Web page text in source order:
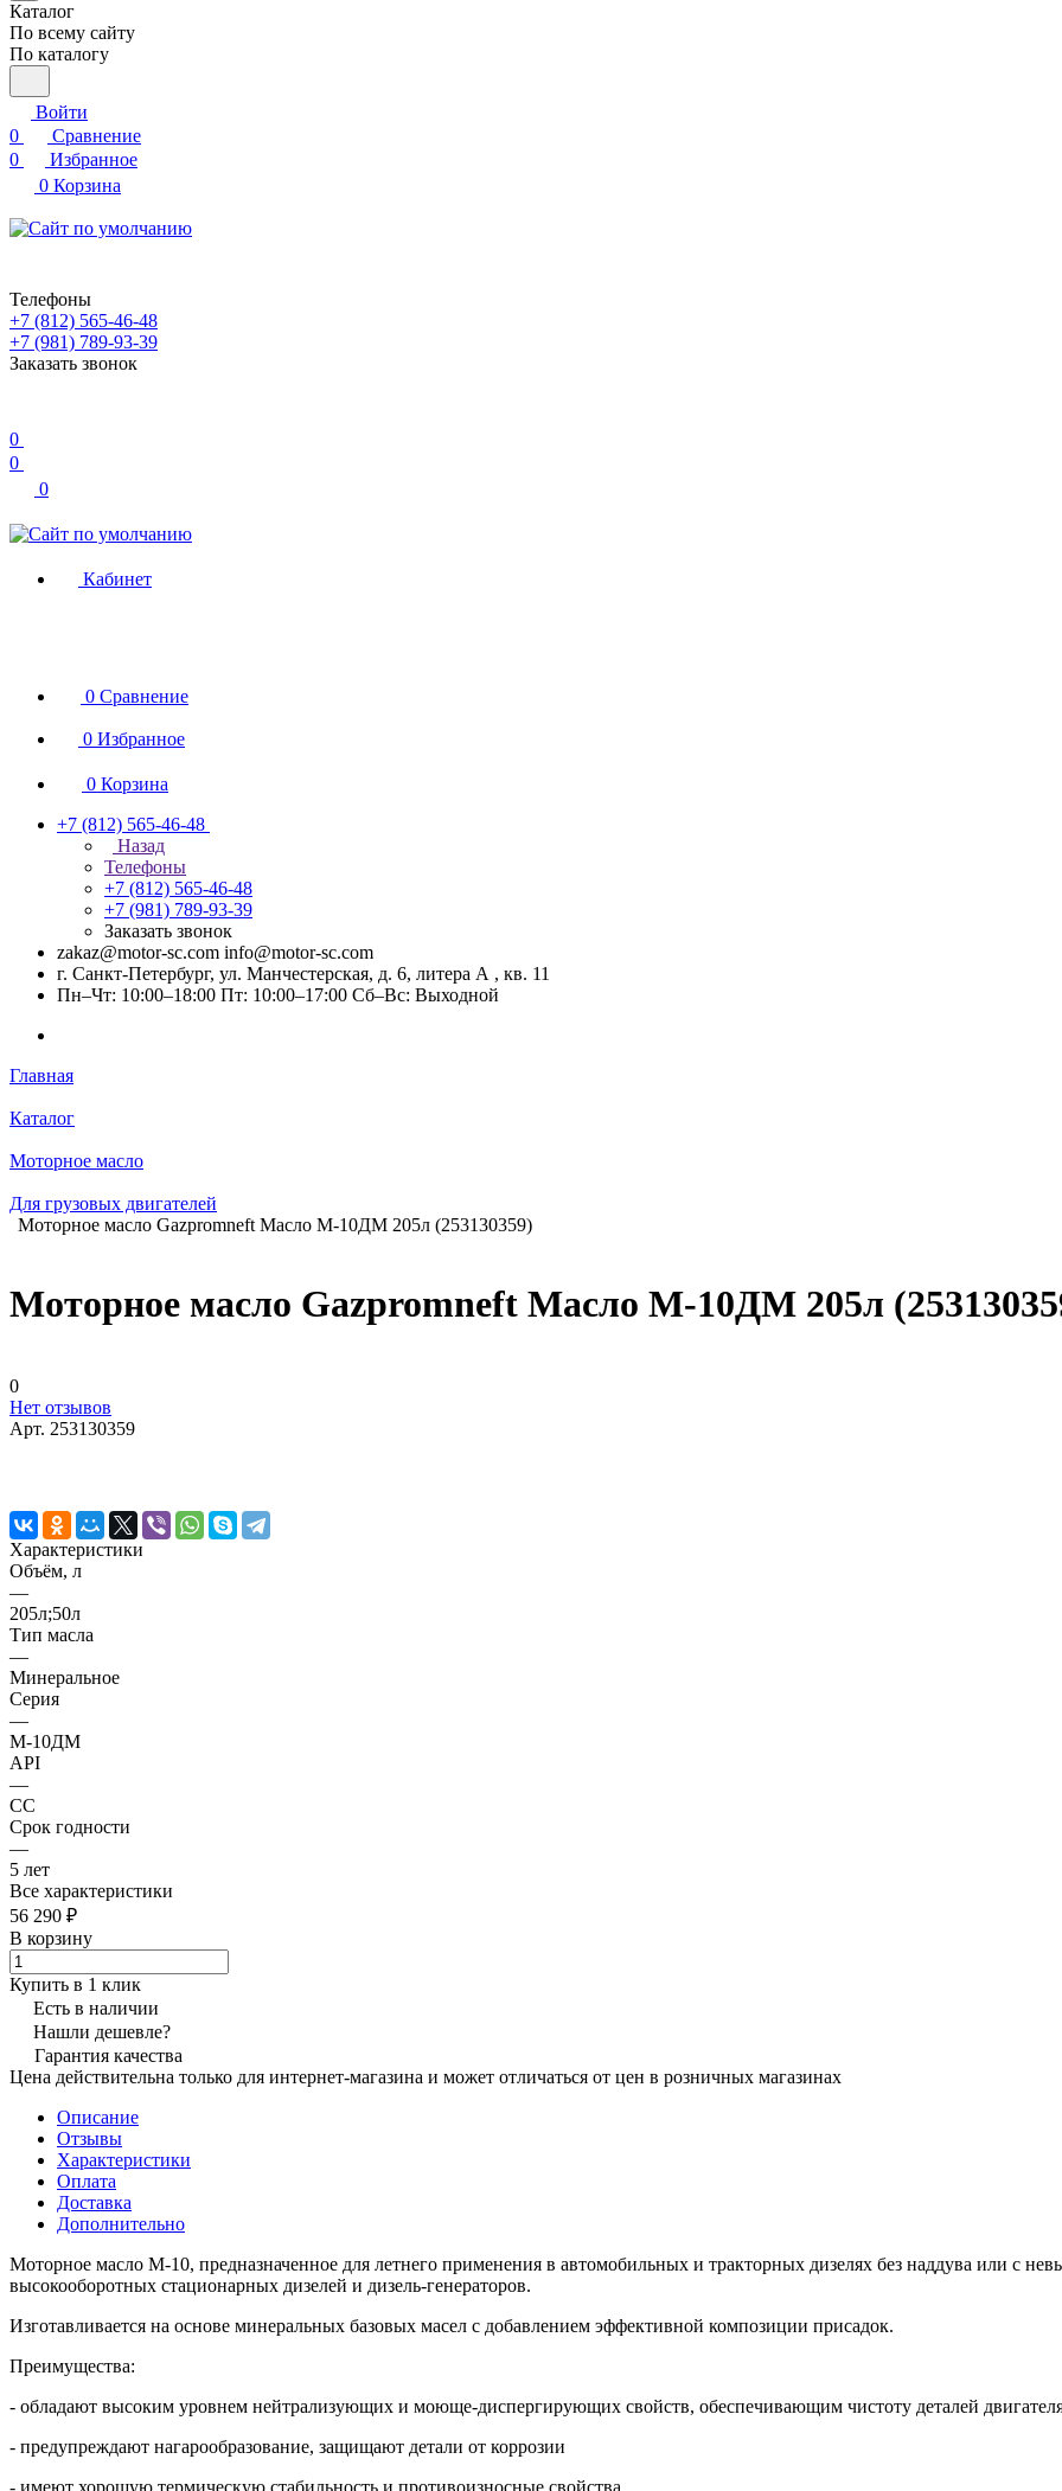
Каталог
По всему сайту
По каталогу
Войти
0
Сравнение
0
Избранное
0 Корзина
Телефоны
+7 (812) 565-46-48
+7 (981) 789-93-39
Заказать звонок
0
0
0
Кабинет
0 Сравнение
0 Избранное
0 Корзина
+7 (812) 565-46-48
Назад
Телефоны
+7 (812) 565-46-48
+7 (981) 789-93-39
Заказать звонок
zakaz@motor-sc.com info@motor-sc.com
г. Санкт-Петербург, ул. Манчестерская, д. 6, литера А , кв. 11
Пн–Чт: 10:00–18:00 Пт: 10:00–17:00 Сб–Вс: Выходной
Главная
Каталог
Моторное масло
Для грузовых двигателей
Моторное масло Gazpromneft Масло М-10ДМ 205л (253130359)
Моторное масло Gazpromneft Масло М-10ДМ 205л
0
Нет отзывов
Арт. 253130359
Характеристики
Объём, л
—
205л;50л
Тип масла
—
Минеральное
Серия
—
М-10ДМ
API
—
CC
Срок годности
—
5 лет
Все характеристики
56 290 ₽
В корзину
Купить в 1 клик
Есть в наличии
Нашли дешевле?
Гарантия качества
Цена действительна только для интернет-магазина и может отличаться от цен в розничных магазинах
Описание
Отзывы
Характеристики
Оплата
Доставка
Дополнительно
Моторное масло М-10, предназначенное для летнего применения в автомобильных и тракторных дизелях без наддува или с
высокооборотных стационарных дизелей и дизель-генераторов.
Изготавливается на основе минеральных базовых масел с добавлением эффективной композиции присадок.
Преимущества:
- обладают высоким уровнем нейтрализующих и моюще-диспергирующих свойств, обеспечивающим чистоту деталей
- предупреждают нагарообразование, защищают детали от коррозии
- имеют хорошую термическую стабильность и противоизносные свойства